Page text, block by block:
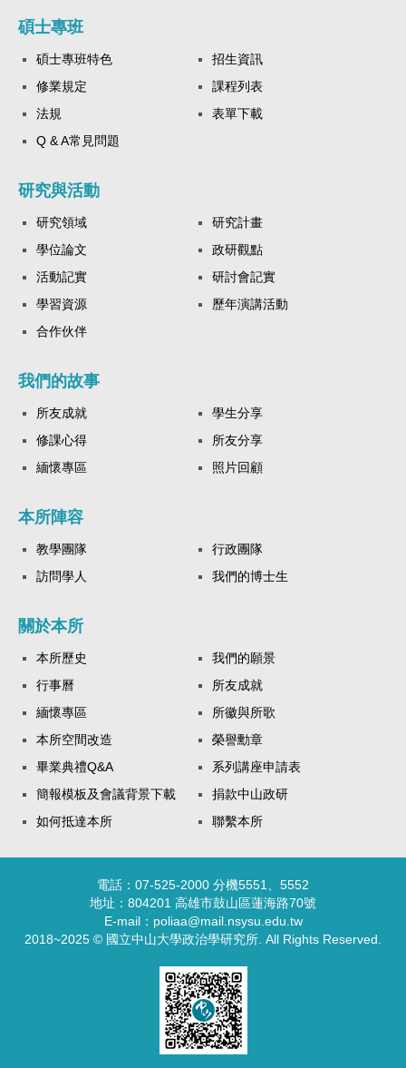
碩士專班
碩士專班特色
招生資訊
修業規定
課程列表
法規
表單下載
Q & A常見問題
研究與活動
研究領域
研究計畫
學位論文
政研觀點
活動記實
研討會記實
學習資源
歷年演講活動
合作伙伴
我們的故事
所友成就
學生分享
修課心得
所友分享
緬懷專區
照片回顧
本所陣容
教學團隊
行政團隊
訪問學人
我們的博士生
關於本所
本所歷史
我們的願景
行事曆
所友成就
緬懷專區
所徽與所歌
本所空間改造
榮譽勳章
畢業典禮Q&A
系列講座申請表
簡報模板及會議背景下載
捐款中山政研
如何抵達本所
聯繫本所
電話：07-525-2000 分機5551、5552
地址：804201 高雄市鼓山區蓮海路70號
E-mail：poliaa@mail.nsysu.edu.tw
2018~2025 © 國立中山大學政治學研究所. All Rights Reserved.